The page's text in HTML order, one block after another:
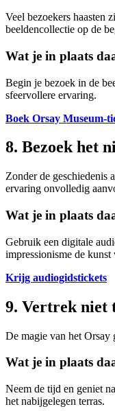
Veel bezoekers haasten
beeldencollectie op de
Wat je in plaats
Begin je bezoek in de
sfeervollere ervaring.
Boek Orsay Museum-
8. Bezoek het
Zonder de geschiedenis
ervaring onvolledig
Wat je in plaats
Gebruik een digitale
impressionisme de
Krijg audiogidstickets
9. Vertrek niet
De magie van het Orsay
Wat je in plaats
Neem de tijd en geniet
het nabijgelegen terras.